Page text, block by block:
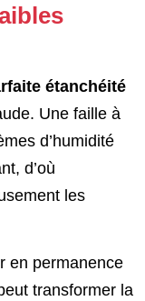
étanchéité
Une faille à
d’humidité
d’où
les
en permanence
transformer la